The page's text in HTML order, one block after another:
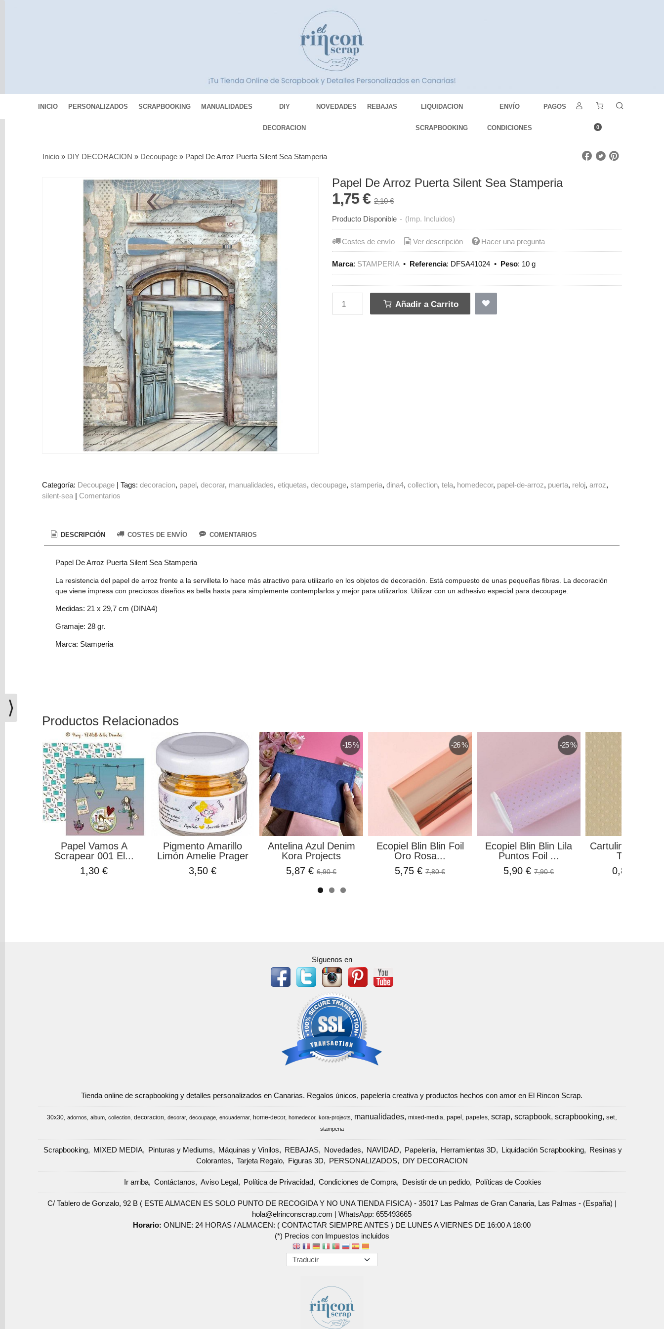
INICIO PERSONALIZADOS SCRAPBOOKING MANUALIDADES DIY
DECORACION
NOVEDADES REBAJAS LIQUIDACION
SCRAPBOOKING
ENVÍO
CONDICIONES
PAGOS
0
Figuras
Marcas
vacío
Redes
Sociales
Instagram
Facebook
Inicio » DIY DECORACION » Decoupage » Papel De Arroz Puerta Silent Sea Stamperia
Papel De Arroz Puerta Silent Sea Stamperia
1,75 €2,10 €
Producto Disponible - (Imp. Incluidos)
Costes de envío Ver descripción Hacer una pregunta
Marca: STAMPERIA• Referencia: DFSA41024 • Peso: 10 g
Añadir a Carrito
Categoría: Decoupage |Tags:decoracion papel decorar manualidades etiquetas decoupage stamperia dina4 collection tela homedecor papel-de-arroz puerta reloj arroz
silent-sea | Comentarios
DESCRIPCIÓN COSTES DE ENVÍO COMENTARIOS
Papel De Arroz Puerta Silent Sea Stamperia
La resistencia del papel de arroz frente a la servilleta lo hace más atractivo para utilizarlo en los objetos de decoración. Está compuesto de unas pequeñas fibras. La decoración
que viene impresa con preciosos diseños es bella hasta para simplemente contemplarlos y mejor para utilizarlos. Utilizar con un adhesivo especial para decoupage.
Medidas: 21 x 29,7 cm (DINA4)
Gramaje: 28 gr.
Marca: Stamperia
Productos Relacionados
Papel Vamos A
Scrapear 001 El...
1,30 €
Pigmento Amarillo
Limón Amelie Prager
3,50 €
-15 %
Antelina Azul Denim
Kora Projects
5,87 €6,90 €
-26 %
Ecopiel Blin Blin Foil
Oro Rosa...
5,75 €7,80 €
-25 %
Ecopiel Blin Blin Lila
Puntos Foil ...
5,90 €7,90 €
Cartulina o
Textura...
0,86 €
Síguenos en
Tienda online de scrapbooking y detalles personalizados en Canarias. Regalos únicos, papelería creativa y productos hechos con amor en El Rincon Scrap.
30x30 adornos album collection decoracion decorar decoupage encuadernar home-decor homedecor kora-projects manualidades mixed-media papel papeles scrap scrapbook scrapbooking set
stamperia
Scrapbooking MIXED MEDIA Pinturas y Mediums Máquinas y Vinilos REBAJAS Novedades NAVIDAD Papelería Herramientas 3D Liquidación Scrapbooking
Resinas y
Colorantes
Tarjeta Regalo Figuras 3D PERSONALIZADOS DIY DECORACION
Ir arriba Contáctanos Aviso Legal Política de Privacidad Condiciones de Compra Desistir de un pedido Políticas de Cookies
C/ Tablero de Gonzalo, 92 B ( ESTE ALMACEN ES SOLO PUNTO DE RECOGIDA Y NO UNA TIENDA FISICA) - 35017 Las Palmas de Gran Canaria, Las Palmas - (España) |
hola@elrinconscrap.com |WhatsApp: 655493665
Horario:ONLINE: 24 HORAS / ALMACEN: ( CONTACTAR SIEMPRE ANTES ) DE LUNES A VIERNES DE 16:00 A 18:00
(*) Precios con Impuestos incluidos
⟩